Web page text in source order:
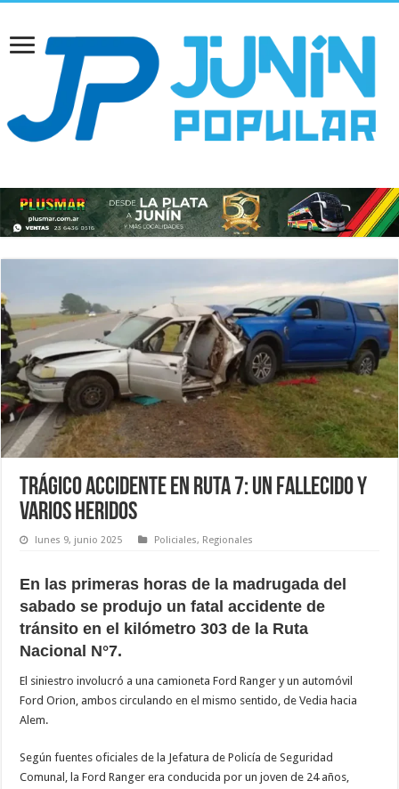
Trágico accidente en Ruta 7: un fallecido y
varios heridos
lunes 9, junio 2025 Policiales, Regionales
En las primeras horas de la madrugada del
sabado se produjo un fatal accidente de
tránsito en el kilómetro 303 de la Ruta
Nacional N°7.
El siniestro involucró a una camioneta Ford Ranger y un automóvil
Ford Orion, ambos circulando en el mismo sentido, de Vedia hacia
Alem.
Según fuentes oficiales de la Jefatura de Policía de Seguridad
Comunal, la Ford Ranger era conducida por un joven de 24 años,